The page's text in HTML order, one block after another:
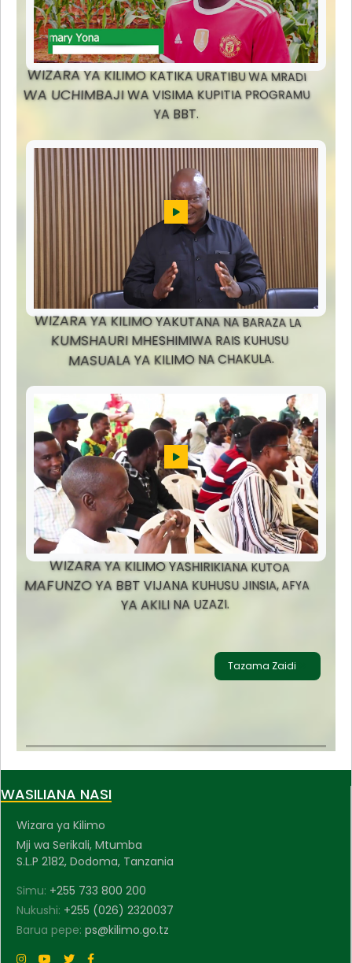
WIZARA YA KILIMO KATIKA URATIBU WA MRADI
WA UCHIMBAJI WA VISIMA KUPITIA PROGRAMU
YA BBT.
WIZARA YA KILIMO YAKUTANA NA BARAZA LA
KUMSHAURI MHESHIMIWA RAIS KUHUSU
MASUALA YA KILIMO NA CHAKULA.
WIZARA YA KILIMO YASHIRIKIANA KUTOA
MAFUNZO YA BBT VIJANA KUHUSU JINSIA, AFYA
YA AKILI NA UZAZI.
Tazama Zaidi
WASILIANA NASI
Wizara ya Kilimo
Mji wa Serikali, Mtumba
S.L.P 2182, Dodoma, Tanzania
Simu: +255 733 800 200
Nukushi: +255 (026) 2320037
Barua pepe: ps@kilimo.go.tz